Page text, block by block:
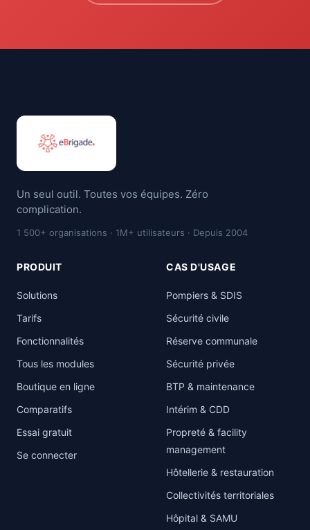
Un seul outil. Toutes vos équipes. Zéro
complication.
1 500+ organisations · 1M+ utilisateurs · Depuis 2004
PRODUIT
Solutions
Tarifs
Fonctionnalités
Tous les modules
Boutique en ligne
Comparatifs
Essai gratuit
Se connecter
CAS D'USAGE
Pompiers & SDIS
Sécurité civile
Réserve communale
Sécurité privée
BTP & maintenance
Intérim & CDD
Propreté & facility
management
Hôtellerie & restauration
Collectivités territoriales
Hôpital & SAMU